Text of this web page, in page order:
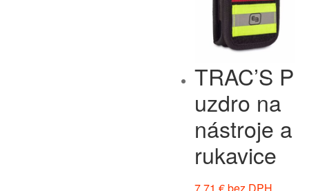
TRAC’S P
uzdro na
nástroje a
rukavice